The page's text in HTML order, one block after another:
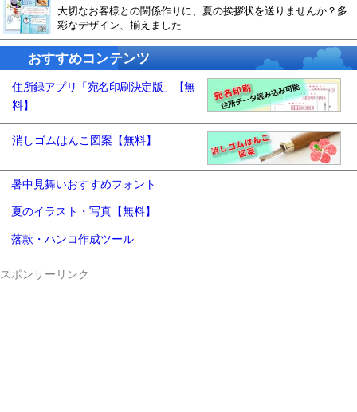
大切なお客様との関係作りに、夏の挨拶状を送りませんか？多
彩なデザイン、揃えました
おすすめコンテンツ
住所録アプリ「宛名印刷決定版」【無
料】
消しゴムはんこ図案【無料】
暑中見舞いおすすめフォント
夏のイラスト・写真【無料】
落款・ハンコ作成ツール
スポンサーリンク